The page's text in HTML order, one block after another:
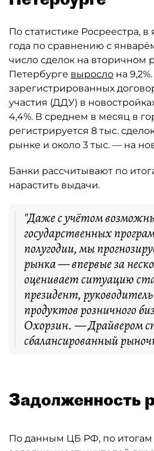
По статистике Росреестра,
года по сравнению с
число сделок на вторичном
Петербурге выросло на
зарегистрированных
участия (ДДУ) в
4,4%. В среднем в месяц в
регистрируется 8 тыс.
рынке и около 3 тыс. — на
Банки рассчитывают по
нарастить выдачи.
"Даже с учётом
государственных
полугодии, мы
рынка — впервые за
оценивает ситуацию
президент,
продуктов розничного
Охорзин. — Драйвером
сбалансированный
Задолженность
По данным ЦБ РФ, по итогам